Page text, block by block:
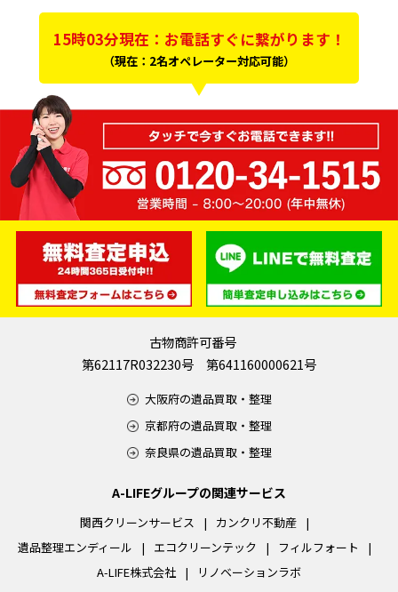
15時03分現在：お電話すぐに繋がります！
（現在：2名オペレーター対応可能）
古物商許可番号
第62117R032230号 第641160000621号
大阪府の遺品買取・整理
京都府の遺品買取・整理
奈良県の遺品買取・整理
A-LIFEグループの関連サービス
関西クリーンサービス
カンクリ不動産
遺品整理エンディール
エコクリーンテック
フィルフォート
A-LIFE株式会社
リノベーションラボ